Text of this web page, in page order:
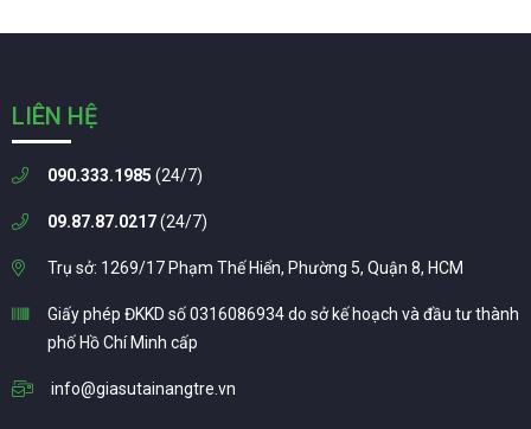
LIÊN HỆ
090.333.1985 (24/7)
09.87.87.0217(24/7)
Trụ sở: 1269/17 Phạm Thế Hiển, Phường 5, Quận 8, HCM
Giấy phép ĐKKD số 0316086934 do sở kế hoạch và đầu tư thành
phố Hồ Chí Minh cấp
info@giasutainangtre.vn